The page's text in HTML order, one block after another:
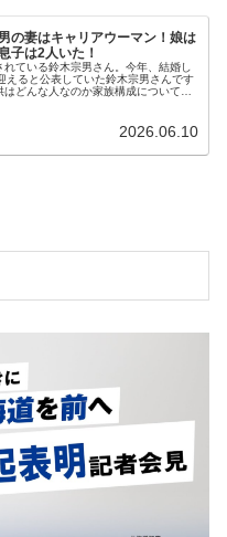
の妻はキャリアウーマン！娘は
子は2人いた！
れている鈴木宗男さん。今年、結婚し
えると公表していた鈴木宗男さんです
はどんな人なのか家族構成について調
2026.06.10